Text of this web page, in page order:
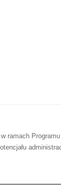
ramach